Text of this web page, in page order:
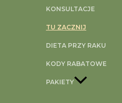
KONSULTACJE
TU ZACZNIJ
DIETA PRZY RAKU
KODY RABATOWE
PAKIETY
NALEŻY
pro/modules/dynamic-